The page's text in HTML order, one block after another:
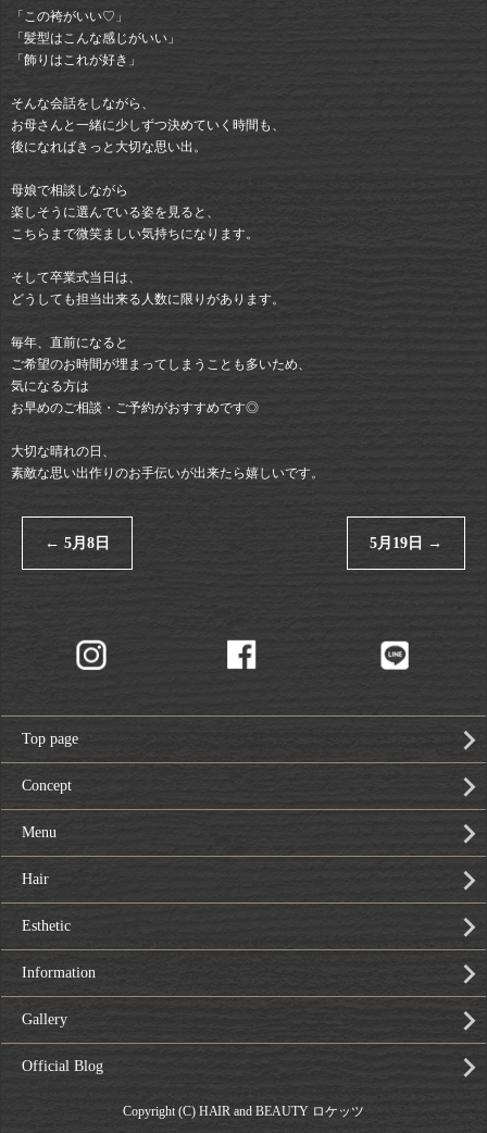
「この袴がいい♡」
「髪型はこんな感じがいい」
「飾りはこれが好き」
そんな会話をしながら、
お母さんと一緒に少しずつ決めていく時間も、
後になればきっと大切な思い出。
母娘で相談しながら
楽しそうに選んでいる姿を見ると、
こちらまで微笑ましい気持ちになります。
そして卒業式当日は、
どうしても担当出来る人数に限りがあります。
毎年、直前になると
ご希望のお時間が埋まってしまうことも多いため、
気になる方は
お早めのご相談・ご予約がおすすめです◎
大切な晴れの日、
素敵な思い出作りのお手伝いが出来たら嬉しいです。
← 5月8日 5月19日 →
Top page
Concept
Menu
Hair
Esthetic
Information
Gallery
Official Blog
Copyright (C) HAIR and BEAUTY ロケッツ